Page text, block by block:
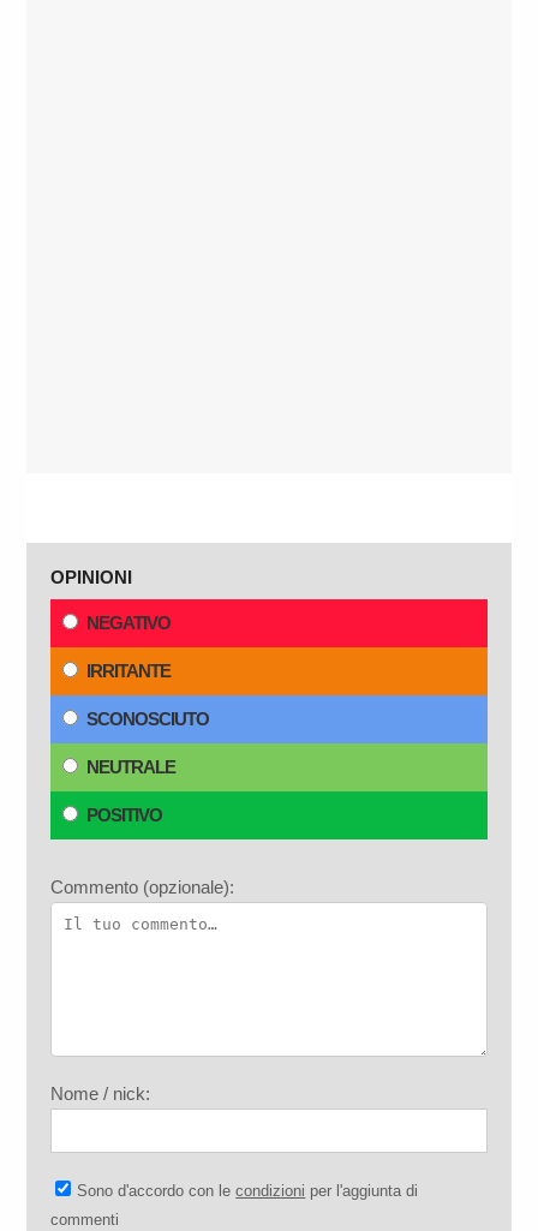
OPINIONI
NEGATIVO
IRRITANTE
SCONOSCIUTO
NEUTRALE
POSITIVO
Commento (opzionale):
Nome / nick:
Sono d'accordo con lecondizioni per l'aggiunta di
commenti